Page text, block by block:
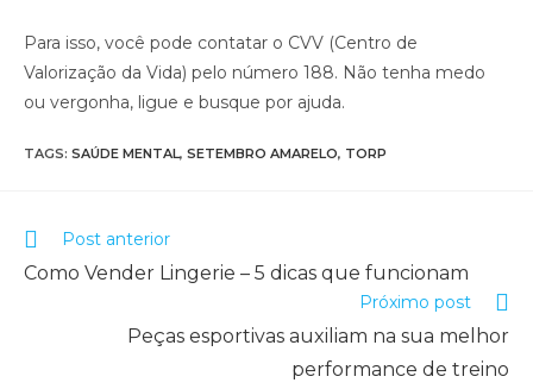
Para isso, você pode contatar o CVV (Centro de
Valorização da Vida) pelo número 188. Não tenha medo
ou vergonha, ligue e busque por ajuda.
TAGS: SAÚDE MENTAL, SETEMBRO AMARELO, TORP
Post anterior
Como Vender Lingerie – 5 dicas que funcionam
Próximo post
Peças esportivas auxiliam na sua melhor
performance de treino